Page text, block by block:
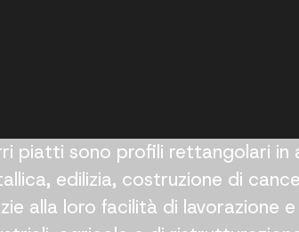
piatti sono profili rettangolari in
edilizia, costruzione di
alla loro facilità di lavorazione